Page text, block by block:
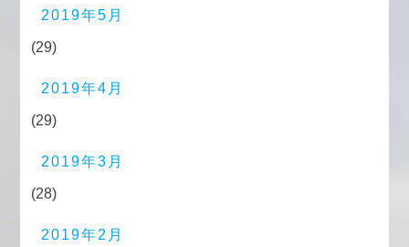
2019年5月
(29)
2019年4月
(29)
2019年3月
(28)
2019年2月